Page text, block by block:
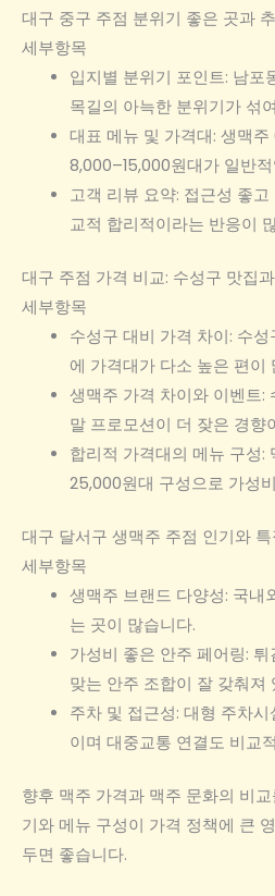
대구 중구 주점 분위기 좋은 곳과
세부항목
입지별 분위기 포인트: 남포
목길의 아늑한 분위기가 섞
대표 메뉴 및 가격대: 생맥
8,000–15,000원대가 일반
고객 리뷰 요약: 접근성 좋
교적 합리적이라는 반응이
대구 주점 가격 비교: 수성구 맛집
세부항목
수성구 대비 가격 차이: 수
에 가격대가 다소 높은 편이
생맥주 가격 차이와 이벤트:
말 프로모션이 더 잦은 경향
합리적 가격대의 메뉴 구성:
25,000원대 구성으로 가성
대구 달서구 생맥주 주점 인기와 특
세부항목
생맥주 브랜드 다양성: 국내
는 곳이 많습니다.
가성비 좋은 안주 페어링:
맞는 안주 조합이 잘 갖춰져
주차 및 접근성: 대형 주차
이며 대중교통 연결도 비교
향후 맥주 가격과 맥주 문화의 비
기와 메뉴 구성이 가격 정책에 큰
두면 좋습니다.